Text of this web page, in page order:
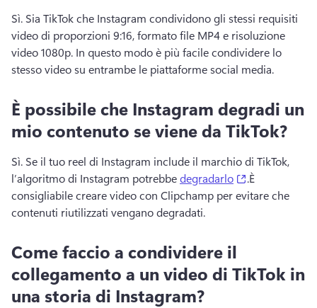
Sì. Sia TikTok che Instagram condividono gli stessi requisiti
video di proporzioni 9:16, formato file MP4 e risoluzione
video 1080p. In questo modo è più facile condividere lo
stesso video su entrambe le piattaforme social media.
È possibile che Instagram degradi un
mio contenuto se viene da TikTok?
Sì. Se il tuo reel di Instagram include il marchio di TikTok,
l’algoritmo di Instagram potrebbe degradarlo (opens in a
.È
consigliabile creare video con Clipchamp per evitare che
contenuti riutilizzati vengano degradati.
Come faccio a condividere il
collegamento a un video di TikTok in
una storia di Instagram?